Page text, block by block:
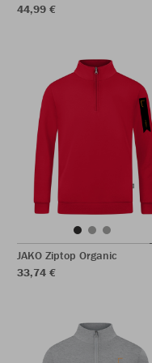
44,99 €
JAKO Ziptop Organic
33,74 €